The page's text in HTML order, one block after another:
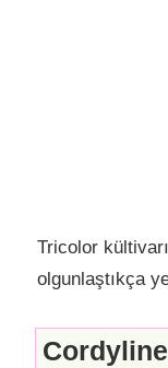
Tricolor
olgunlaştıkça